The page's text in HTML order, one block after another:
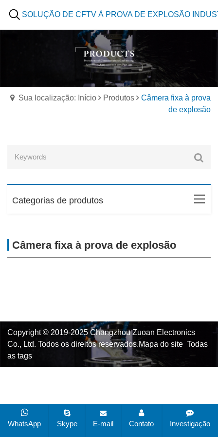
SOLUÇÃO DE CFTV À PROVA DE EXPLOSÃO
Sua localização: Início Produtos
Câmera fixa à prova
de explosão
Categorias de produtos
Câmera fixa à prova de explosão
Copyright © 2019-2025 Changzhou Zuoan Electronics
Co., Ltd. Todos os direitos reservados.Mapa do site Todas
as tags
WhatsApp Skype E-mail Contato Investigação